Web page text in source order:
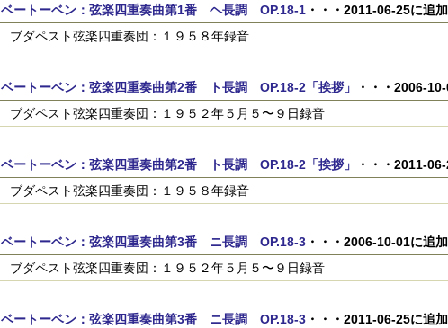
ベートーベン：弦楽四重奏曲第1番 ヘ長調 OP.18-1・・・2011-06-25に追加
ブダペスト弦楽四重奏団：１９５８年録音
ベートーベン：弦楽四重奏曲第2番 ト長調 OP.18-2「挨拶」
・・・2006-
ブダペスト弦楽四重奏団：１９５２年５月５〜９日録音
ベートーベン：弦楽四重奏曲第2番 ト長調 OP.18-2「挨拶」
・・・2011-
ブダペスト弦楽四重奏団：１９５８年録音
ベートーベン：弦楽四重奏曲第3番 ニ長調 OP.18-3・・・2006-10-01に追加
ブダペスト弦楽四重奏団：１９５２年５月５〜９日録音
ベートーベン：弦楽四重奏曲第3番 ニ長調 OP.18-3・・・2011-06-25に追加